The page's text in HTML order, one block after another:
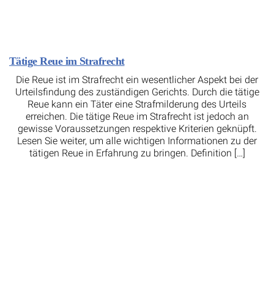
Tätige Reue im Strafrecht
Die Reue ist im Strafrecht ein wesentlicher Aspekt bei der
Urteilsfindung des zuständigen Gerichts. Durch die tätige
Reue kann ein Täter eine Strafmilderung des Urteils
erreichen. Die tätige Reue im Strafrecht ist jedoch an
gewisse Voraussetzungen respektive Kriterien geknüpft.
Lesen Sie weiter, um alle wichtigen Informationen zu der
tätigen Reue in Erfahrung zu bringen. Definition […]